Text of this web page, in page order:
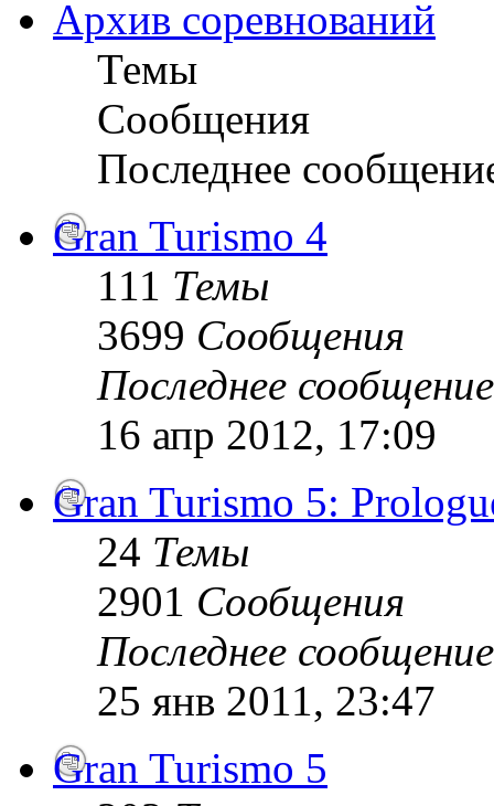
Архив соревнований
Темы
Сообщения
Последнее
Gran Turismo 4
111 Темы
3699 Сообщения
Последнее сообщение
16 апр 2012, 17:09
Gran Turismo 5:
24 Темы
2901 Сообщения
Последнее сообщение
25 янв 2011, 23:47
Gran Turismo 5